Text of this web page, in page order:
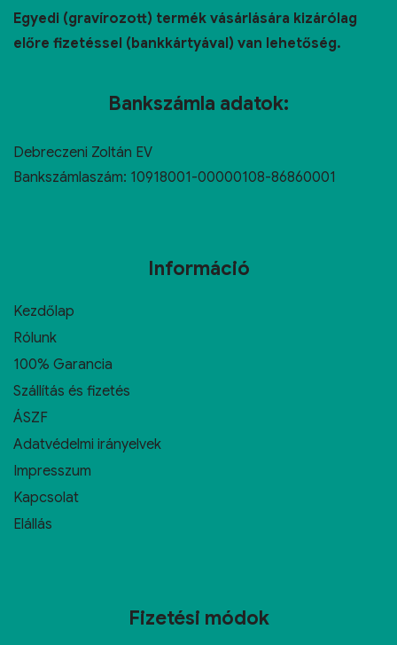
Egyedi (gravírozott) termék vásárlására kizárólag
előre fizetéssel (bankkártyával) van lehetőség.
Bankszámla adatok:
Debreczeni Zoltán EV
Bankszámlaszám: 10918001-00000108-86860001
Információ
Kezdőlap
Rólunk
100% Garancia
Szállítás és fizetés
ÁSZF
Adatvédelmi irányelvek
Impresszum
Kapcsolat
Elállás
Fizetési módok